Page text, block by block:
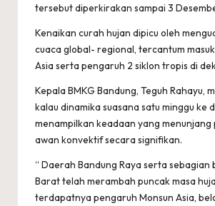
tersebut diperkirakan sampai 3
Kenaikan curah hujan dipicu oleh
cuaca global- regional, tercantum
Asia serta pengaruh 2 siklon tropis di
Kepala BMKG Bandung, Teguh Rahayu,
kalau dinamika suasana satu minggu ke
menampilkan keadaan yang
awan konvektif secara signifikan.
“ Daerah Bandung Raya serta sebagian
Barat telah merambah puncak masa
terdapatnya pengaruh Monsun Asia,